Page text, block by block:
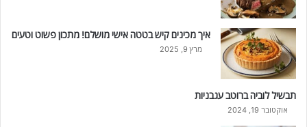
איך מכינים קיש בטטה אישי מושלם! מתכון פשוט וטעים
מרץ 9, 2025
תבשיל לוביה ברוטב עגבניות
אוקטובר 19, 2024